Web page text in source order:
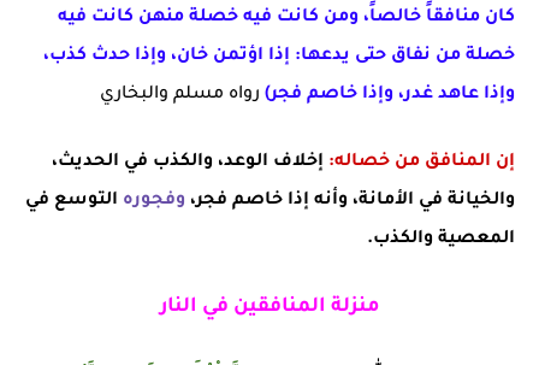
كان منافقاً خالصاً، ومن كانت فيه خصلة منهن كانت فيه
خصلة من نفاق حتى يدعها: إذا اؤتمن خان، وإذا حدث كذب،
وإذا عاهد غدر، وإذا خاصم فجر) رواه مسلم والبخاري
إن المنافق من خصاله: إخلاف الوعد، والكذب في الحديث،
والخيانة في الأمانة، وأنه إذا خاصم فجر، وفجوره التوسع في
المعصية والكذب.
منزلة المنافقين في النار